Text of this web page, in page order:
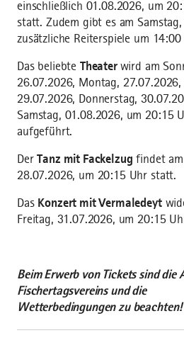
einschließlich 01.08.2026, um
statt. Zudem gibt es am
zusätzliche Reiterspiele um 14:00
Das beliebte Theater wird am
26.07.2026, Montag,
29.07.2026, Donnerstag,
Samstag, 01.08.2026, um 20:15
aufgeführt.
DerTanz mit Fackelzug findet
28.07.2026, um 20:15 Uhr statt.
Das Konzert mit Vermaledeyt
Freitag, 31.07.2026, um 20:15
Beim Erwerb von Tickets sind die
Fischertagsvereins und die
Wetterbedingungen zu beachten!